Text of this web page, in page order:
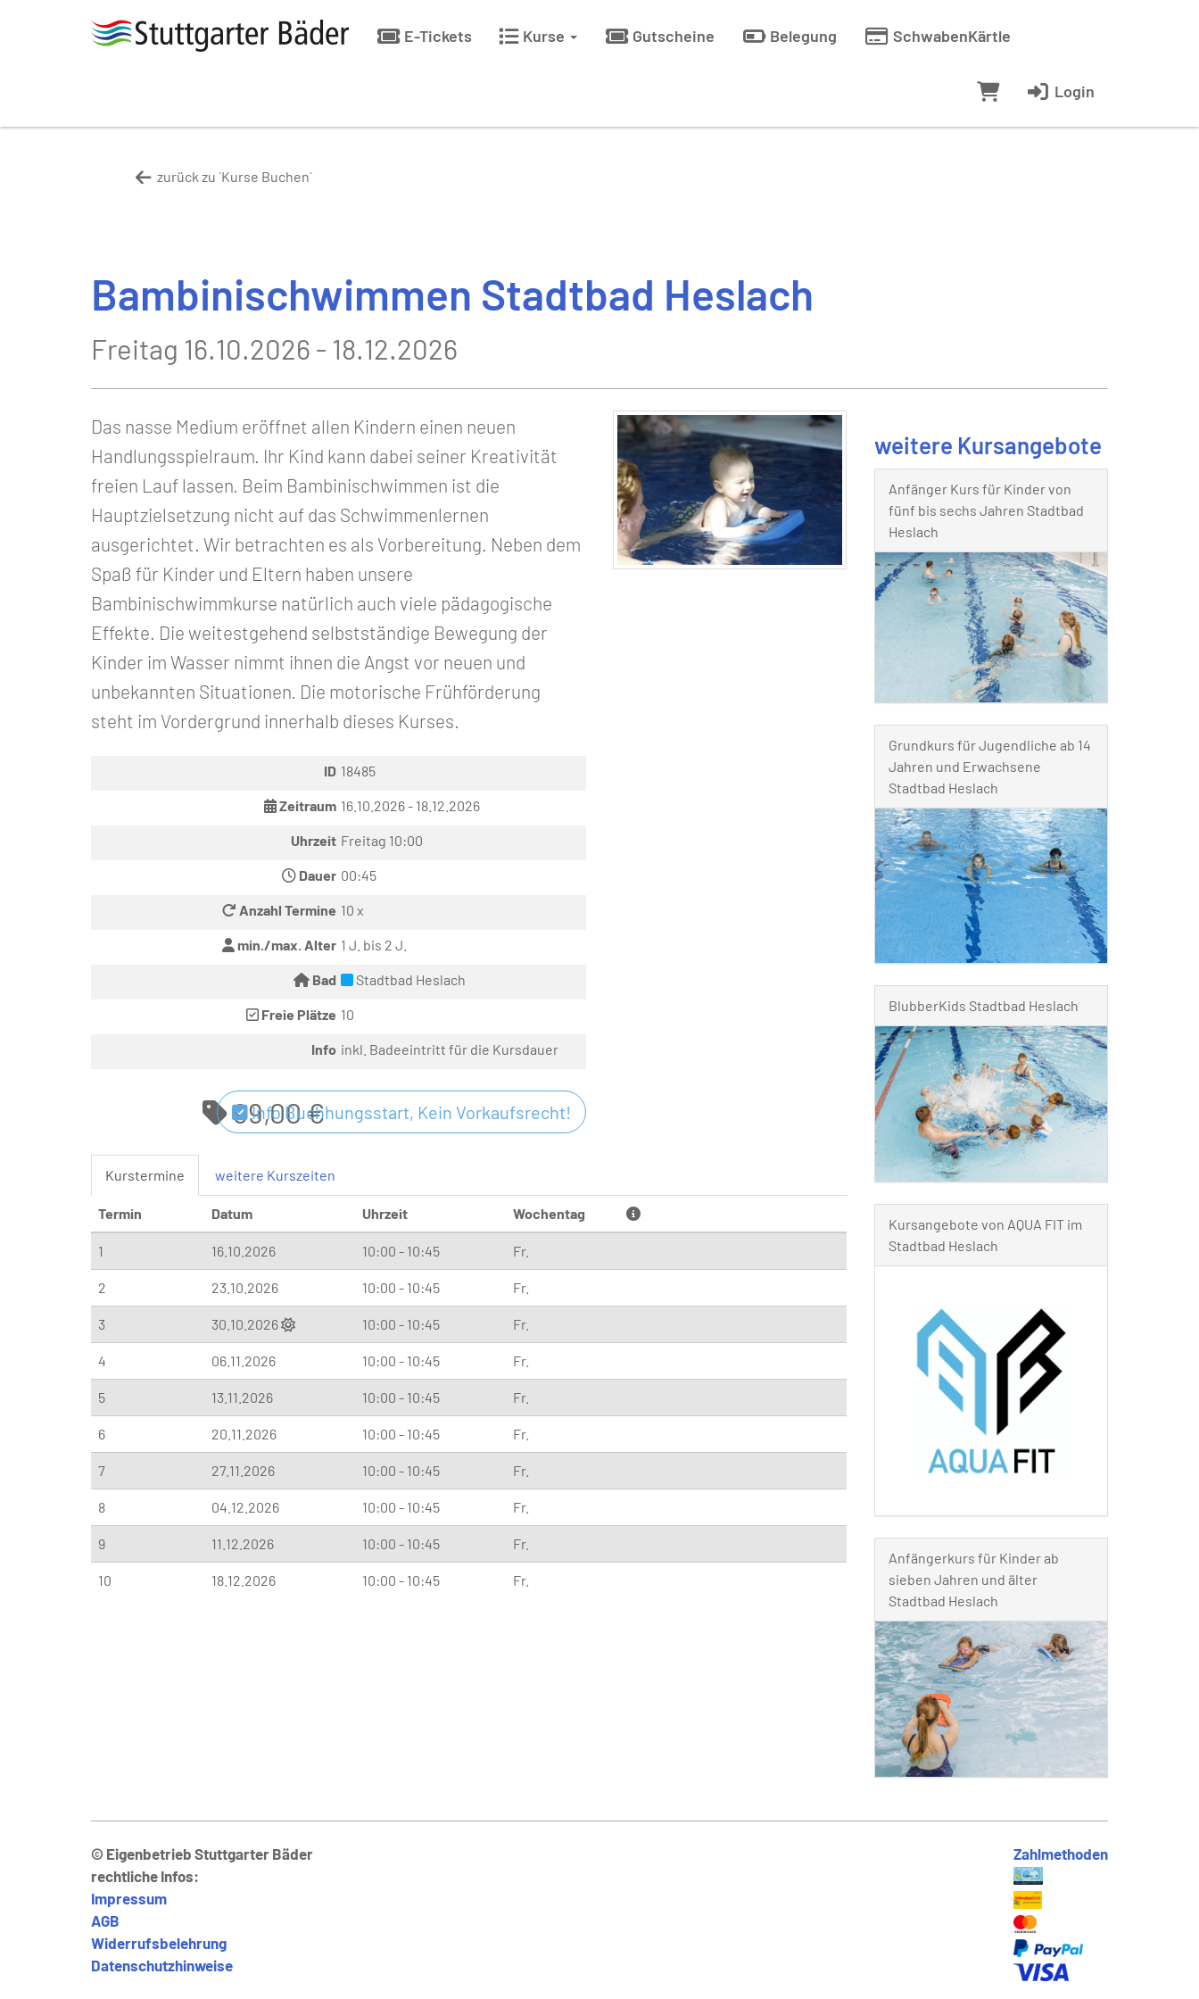
E-Tickets Kurse Gutscheine Belegung SchwabenKärtle
Login
zurück zu `Kurse Buchen`
Bambinischwimmen Stadtbad Heslach
Freitag 16.10.2026 - 18.12.2026
Das nasse Medium eröffnet allen Kindern einen neuen
Handlungsspielraum. Ihr Kind kann dabei seiner Kreativität
freien Lauf lassen. Beim Bambinischwimmen ist die
Hauptzielsetzung nicht auf das Schwimmenlernen
ausgerichtet. Wir betrachten es als Vorbereitung. Neben dem
Spaß für Kinder und Eltern haben unsere
Bambinischwimmkurse natürlich auch viele pädagogische
Effekte. Die weitestgehend selbstständige Bewegung der
Kinder im Wasser nimmt ihnen die Angst vor neuen und
unbekannten Situationen. Die motorische Frühförderung
steht im Vordergrund innerhalb dieses Kurses.
ID 18485
Zeitraum 16.10.2026 - 18.12.2026
Uhrzeit Freitag 10:00
Dauer 00:45
Anzahl Termine 10 x
min./max. Alter 1 J. bis 2 J.
Bad Stadtbad Heslach
Freie Plätze 10
Info inkl. Badeeintritt für die Kursdauer
99,00 €
Info Buchhungsstart, Kein Vorkaufsrecht!
Kurstermine weitere Kurszeiten
Termin Datum Uhrzeit Wochentag
1 16.10.2026 10:00 - 10:45 Fr.
2 23.10.2026 10:00 - 10:45 Fr.
3 30.10.2026 10:00 - 10:45 Fr.
4 06.11.2026 10:00 - 10:45 Fr.
5 13.11.2026 10:00 - 10:45 Fr.
6 20.11.2026 10:00 - 10:45 Fr.
7 27.11.2026 10:00 - 10:45 Fr.
8 04.12.2026 10:00 - 10:45 Fr.
9 11.12.2026 10:00 - 10:45 Fr.
10 18.12.2026 10:00 - 10:45 Fr.
weitere Kursangebote
Anfänger Kurs für Kinder von
fünf bis sechs Jahren Stadtbad
Heslach
Grundkurs für Jugendliche ab 14
Jahren und Erwachsene
Stadtbad Heslach
BlubberKids Stadtbad Heslach
Kursangebote von AQUA FIT im
Stadtbad Heslach
Anfängerkurs für Kinder ab
sieben Jahren und älter
Stadtbad Heslach
© Eigenbetrieb Stuttgarter Bäder
rechtliche Infos:
Impressum
AGB
Widerrufsbelehrung
Datenschutzhinweise
Zahlmethoden